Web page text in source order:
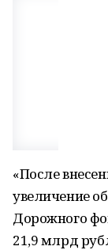
«После
увеличение
Дорожного
21,9 млрд